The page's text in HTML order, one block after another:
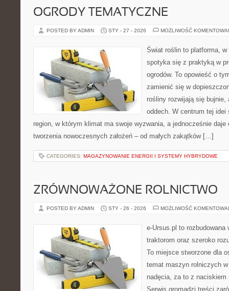
OGRODY TEMATYCZNE
POSTED BY ADMIN STY - 27 - 2026 MOŻLIWOŚĆ
Świat roślin to platforma, w
spotyka się z praktyką w
ogrodów. To opowieść o
zamienić się w
rośliny rozwijają się bujnie,
oddech. W centrum tej
region, w którym klimat ma swoje wyzwania, a jednocześnie daje
tworzenia nowoczesnych założeń – od małych zakątków […]
CATEGORIES: MAGAZYNOWANIE ENERGII I SYSTEMY HYBRYDOWE
ZRÓWNOWAŻONE ROLNICTWO
POSTED BY ADMIN STY - 26 - 2026 MOŻLIWOŚĆ
e-Ursus.pl to rozbudowana
traktorom oraz szeroko
To miejsce stworzone dla
temat maszyn rolniczych
nadęcia, za to z
Serwis gromadzi treści